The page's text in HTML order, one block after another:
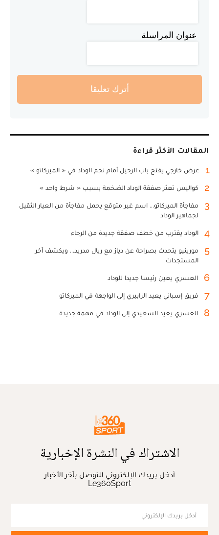
عنوان المراسلة
أترك تعليقا
المقالات الأكثر قراءة
1 عرض خارجي يفتح باب الرحيل أمام نجم الوداد في « الميركاتو »
2 كواليس تعثر صفقة الوداد الضخمة بسبب « شرط واحد »
3
مفاجأة الميركاتو... اسم غير متوقع يحمل مفاجأة من العيار الثقيل
لجماهير الوداد
4 الوداد يقترب من خطف صفقة جديدة من الرجاء
5
مورينيو يتحدث بصراحة عن دياز مع ريال مدريد... ويكشف آخر
المستجدات
6 العسري يعين رئيسا جديدا للوداد
7 فريق إسباني يعيد الزابيري إلى الواجهة في الميركاتو
8 العسري يعيد السعيدي إلى الوداد في مهمة جديدة
الاشتراك في النشرة الإخبارية
أدخل بريدك الإلكتروني للتوصل بآخر الأخبار
Le360Sport